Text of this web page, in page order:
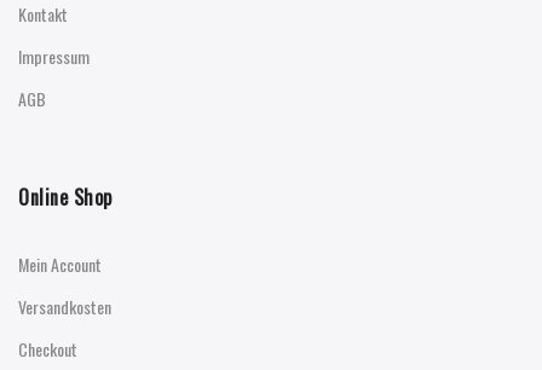
Kontakt
Impressum
AGB
Online Shop
Mein Account
Versandkosten
Checkout